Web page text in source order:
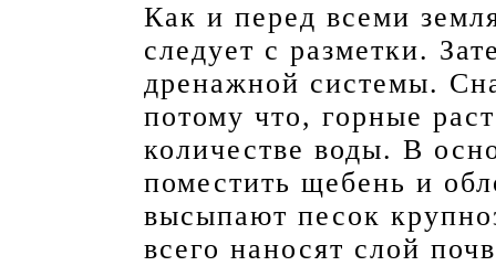
Как и перед всеми
следует с разметки.
дренажной системы.
потому что, горные
количестве воды. В
поместить щебень и
высыпают песок
всего наносят слой